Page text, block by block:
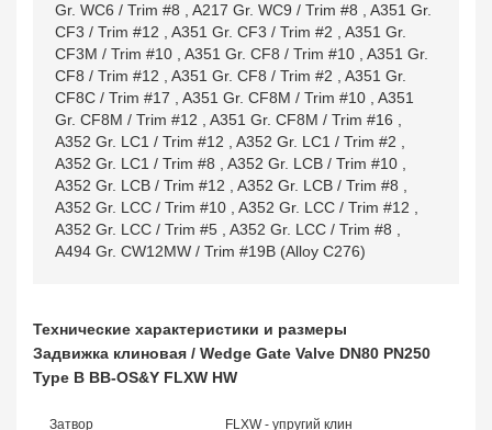
Gr. WC6 / Trim #8
A217 Gr. WC9 / Trim #8
A351 Gr.
CF3 / Trim #12
A351 Gr. CF3 / Trim #2
A351 Gr.
CF3M / Trim #10
A351 Gr. CF8 / Trim #10
A351 Gr.
CF8 / Trim #12
A351 Gr. CF8 / Trim #2
A351 Gr.
CF8C / Trim #17
A351 Gr. CF8M / Trim #10
A351
Gr. CF8M / Trim #12
A351 Gr. CF8M / Trim #16
A352 Gr. LC1 / Trim #12
A352 Gr. LC1 / Trim #2
A352 Gr. LC1 / Trim #8
A352 Gr. LCB / Trim #10
A352 Gr. LCB / Trim #12
A352 Gr. LCB / Trim #8
A352 Gr. LCC / Trim #10
A352 Gr. LCC / Trim #12
A352 Gr. LCC / Trim #5
A352 Gr. LCC / Trim #8
A494 Gr. CW12MW / Trim #19B (Alloy C276)
Технические характеристики и размеры
Задвижка клиновая / Wedge Gate Valve DN80 PN250
Type B BB-OS&Y FLXW HW
Затвор FLXW - упругий клин